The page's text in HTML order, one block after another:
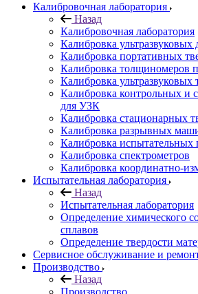
Калибровочная лаборатория
Назад
Калибровочная лаборатория
Калибровка ультразвуковых
Калибровка портативных
Калибровка толщиномеров
Калибровка
Калибровка контрольных и
для УЗК
Калибровка стационарных
Калибровка разрывных
Калибровка испытательных
Калибровка спектрометров
Калибровка координатно-
Испытательная лаборатория
Назад
Испытательная лаборатория
Определение химического
сплавов
Определение твердости
Сервисное обслуживание и
Производство
Назад
Производство